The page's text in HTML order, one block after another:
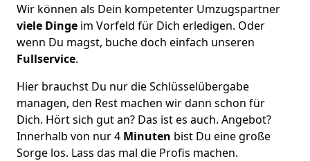
Wir können als Dein kompetenter Umzugspartner
viele Dinge im Vorfeld für Dich erledigen. Oder
wenn Du magst, buche doch einfach unseren
Fullservice.
Hier brauchst Du nur die Schlüsselübergabe
managen, den Rest machen wir dann schon für
Dich. Hört sich gut an? Das ist es auch. Angebot?
Innerhalb von nur 4 Minuten bist Du eine große
Sorge los. Lass das mal die Profis machen.